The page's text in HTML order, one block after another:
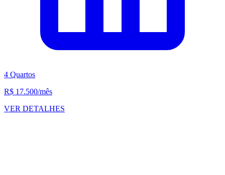
4 Quartos
R$ 17.500/mês
VER DETALHES